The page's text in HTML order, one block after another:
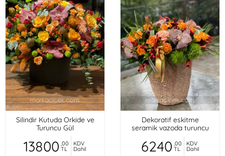
Silindir Kutuda Orkide ve
Turuncu Gül
13800 ,00
TL
KDV
Dahil
Dekoratif eskitme
seramik vazoda turuncu
mini güller, orkideler,
6240 ,00
TL
KDV
Dahil